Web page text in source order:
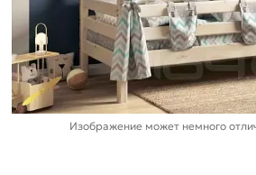
Изображение может немного